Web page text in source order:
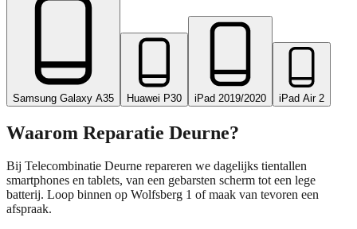
Samsung Galaxy A35 Huawei P30 iPad 2019/2020 iPad Air 2
Waarom Reparatie Deurne?
Bij Telecombinatie Deurne repareren we dagelijks tientallen
smartphones en tablets, van een gebarsten scherm tot een lege
batterij. Loop binnen op Wolfsberg 1 of maak van tevoren een
afspraak.